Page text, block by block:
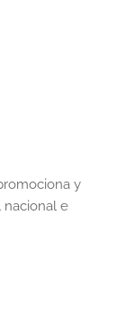
y
nacional e